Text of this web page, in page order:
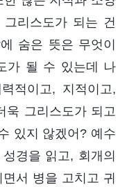
리스도가 되는 건
숨은 뜻은 무엇이
가 될 수 있는데 나
적이고, 지적이고,
욱 그리스도가 되고
있지 않겠어? 예수
경을 읽고, 회개의
서 병을 고치고 귀